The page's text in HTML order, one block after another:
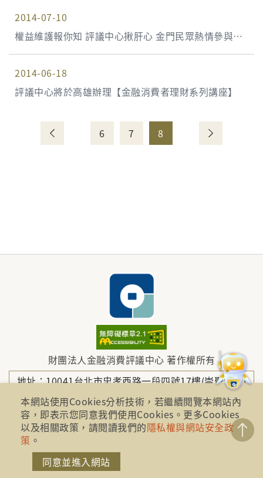
2014-07-10
權益維護報你知 評議中心揪肝心 金門民眾熱情參與宣
導講座
2014-06-18
評議中心將於高雄辦理【金融消費者理財系列講座】
6 7 8
財團法人金融消費評議中心 著作權所有
地址：10041台北市忠孝西路一段四號17樓(崇聖大樓)
電話：886-2-2316-1288
金融服務專線：1998
本網站使用Cookies分析技術，若繼續閱覽本網站內
容，即表示您同意我們使用Cookies。更多Cookies
以及相關政策，請閱讀我們的隱私權與網站安全政
策 。
同意並進入網站